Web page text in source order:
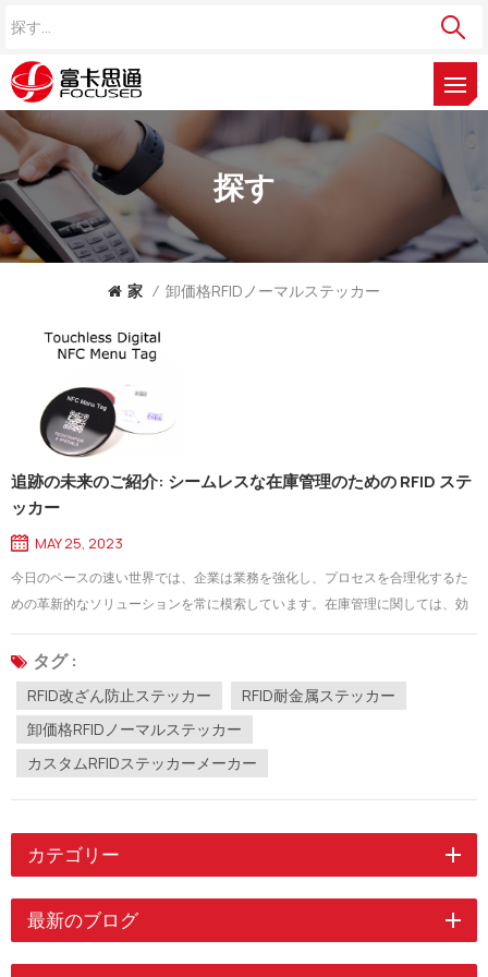
探す
家 / 卸価格RFIDノーマルステッカー
追跡の未来のご紹介: シームレスな在庫管理のための RFID ステ
ッカー
MAY 25, 2023
今日のペースの速い世界では、企業は業務を強化し、プロセスを合理化するた
めの革新的なソリューションを常に模索しています。在庫管理に関しては、効
率が重要です。そこで RFID (Radio Frequency Identification) ステッカーが活躍
します。これらの小さくても強力なステッカーは、企業が資産を追跡および管
理する方法に革...
タグ :
RFID改ざん防止ステッカー
RFID耐金属ステッカー
卸価格RFIDノーマルステッカー
カスタムRFIDステッカーメーカー
カテゴリー
最新のブログ